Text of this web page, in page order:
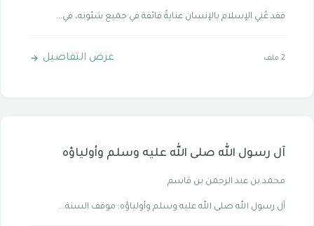
فقد عُني الإسلام بالإنسان عنايةً فائقة في جميع شئونه، في...
2 ملف عرض التفاصيل
آل رسول الله صلى الله عليه وسلم وأولياؤه
محمد بن عبد الرحمن بن قاسم
آل رسول الله صلى الله عليه وسلم وأولياؤه: موقف السنة...